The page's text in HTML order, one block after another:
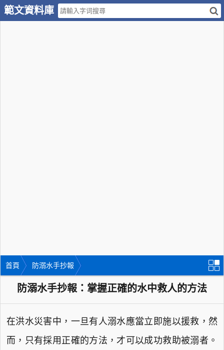
範文資料庫
首頁 防溺水手抄報
防溺水手抄報：掌握正確的水中救人的方法
在洪水災害中，一旦有人溺水應當立即施以援救，然
而，只有採用正確的方法，才可以成功救助被溺者。